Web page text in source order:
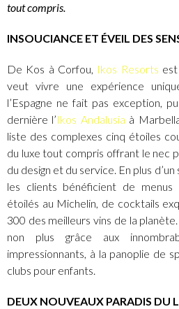
tout compris.
INSOUCIANCE ET ÉVEIL DES
De Kos à Corfou, Ikos Resorts
veut vivre une expérience
l’Espagne ne fait pas exception,
dernière l’Ikos Andalusia à
liste des complexes cinq étoiles
du luxe tout compris offrant le nec
du design et du service. En plus
les clients bénéficient de
étoilés au Michelin, de cocktails
300 des meilleurs vins de la
non plus grâce aux
impressionnants, à la panoplie de
clubs pour enfants.
DEUX NOUVEAUX PARADIS DU